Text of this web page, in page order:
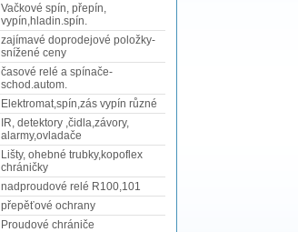
Vačkové spín, přepín,
vypín,hladin.spín.
zajímavé doprodejové položky-
snížené ceny
časové relé a spínače-
schod.autom.
Elektromat,spín,zás vypín různé
IR, detektory ,čidla,závory,
alarmy,ovladače
Lišty, ohebné trubky,kopoflex
chráničky
nadproudové relé R100,101
přepěťové ochrany
Proudové chrániče